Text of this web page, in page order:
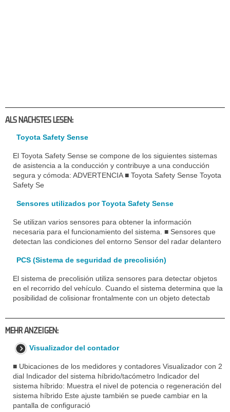
ALS NACHSTES LESEN:
Toyota Safety Sense
El Toyota Safety Sense se compone de los siguientes sistemas
de asistencia a la conducción y contribuye a una conducción
segura y cómoda: ADVERTENCIA ■ Toyota Safety Sense Toyota
Safety Se
Sensores utilizados por Toyota Safety Sense
Se utilizan varios sensores para obtener la información
necesaria para el funcionamiento del sistema. ■ Sensores que
detectan las condiciones del entorno Sensor del radar delantero
PCS (Sistema de seguridad de precolisión)
El sistema de precolisión utiliza sensores para detectar objetos
en el recorrido del vehículo. Cuando el sistema determina que la
posibilidad de colisionar frontalmente con un objeto detectab
MEHR ANZEIGEN:
Visualizador del contador
■ Ubicaciones de los medidores y contadores Visualizador con 2
dial Indicador del sistema híbrido/tacómetro Indicador del
sistema híbrido: Muestra el nivel de potencia o regeneración del
sistema híbrido Este ajuste también se puede cambiar en la
pantalla de configuració